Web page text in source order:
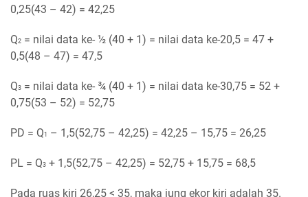
0,25(43 – 42) = 42,25
Q2 = nilai data ke- ½ (40 + 1) = nilai data ke-20,5 = 47 +
0,5(48 – 47) = 47,5
Q3 = nilai data ke- ¾ (40 + 1) = nilai data ke-30,75 = 52 +
0,75(53 – 52) = 52,75
PD = Q1 – 1,5(52,75 – 42,25) = 42,25 – 15,75 = 26,25
PL = Q3 + 1,5(52,75 – 42,25) = 52,75 + 15,75 = 68,5
Pada ruas kiri 26,25 < 35, maka jung ekor kiri adalah 35.